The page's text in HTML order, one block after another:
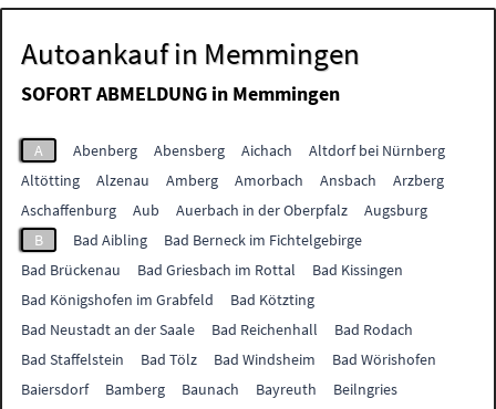
Autoankauf in Memmingen
SOFORT ABMELDUNG in Memmingen
A Abenberg Abensberg Aichach
Altdorf bei Nürnberg
Altötting
Alzenau Amberg Amorbach Ansbach
Arzberg
Aschaffenburg
Aub Auerbach in der Oberpfalz
Augsburg
B
Bad Aibling
Bad Berneck im Fichtelgebirge
Bad Brückenau
Bad Griesbach im Rottal
Bad Kissingen
Bad Königshofen im Grabfeld
Bad Kötzting
Bad Neustadt an der Saale
Bad Reichenhall
Bad Rodach
Bad Staffelstein
Bad Tölz Bad Windsheim
Bad Wörishofen
Baiersdorf
Bamberg Baunach Bayreuth
Beilngries